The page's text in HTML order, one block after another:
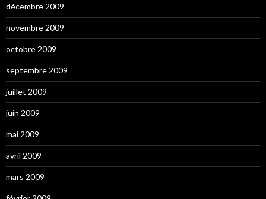
décembre 2009
novembre 2009
octobre 2009
septembre 2009
juillet 2009
juin 2009
mai 2009
avril 2009
mars 2009